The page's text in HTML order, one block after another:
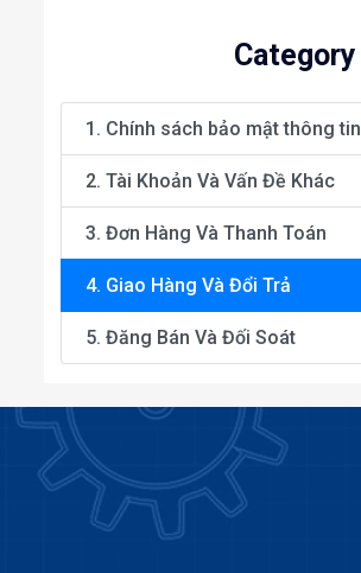
Category
1. Chính sách bảo mật thông
2. Tài Khoản Và Vấn Đề Khác
3. Đơn Hàng Và Thanh Toán
4. Giao Hàng Và Đổi Trả
5. Đăng Bán Và Đối Soát